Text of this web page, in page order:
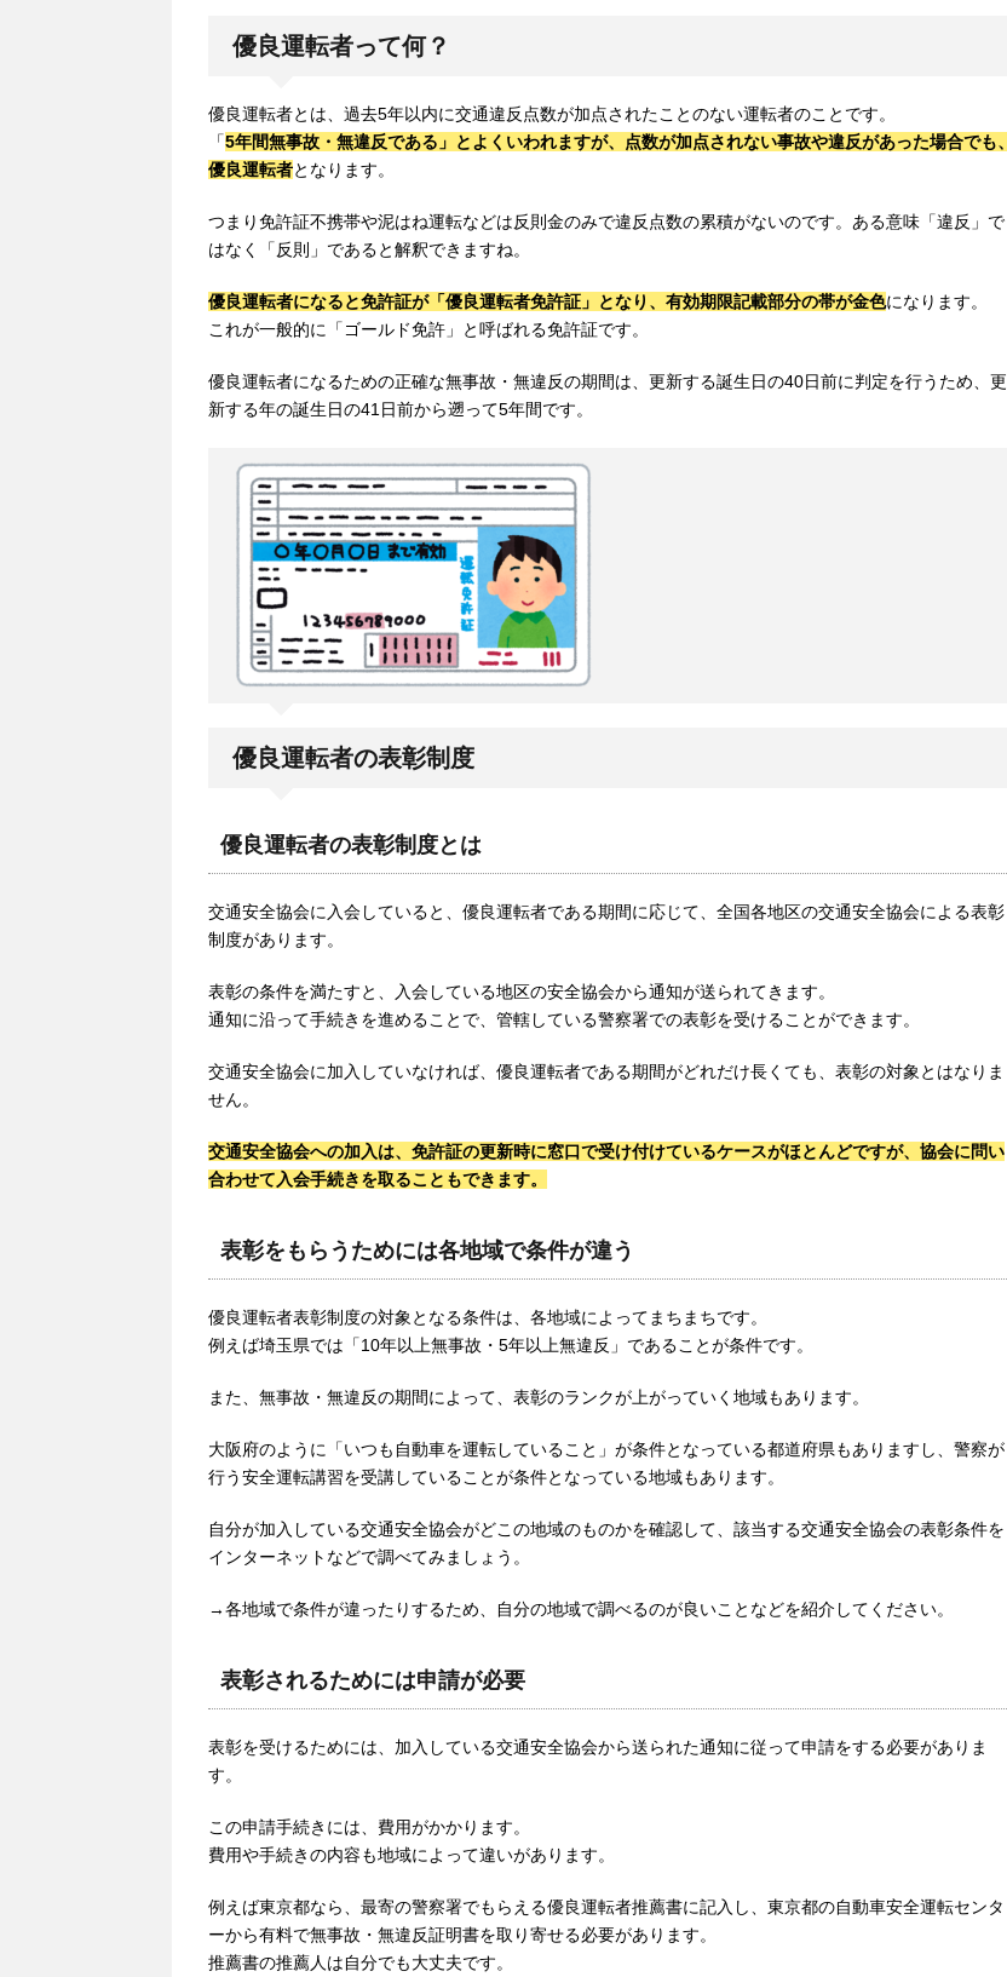
優良運転者って何？
優良運転者とは、過去5年以内に交通違反点数が加点されたことのない運転者のことです。
「5年間無事故・無違反である」とよくいわれますが、点数が加点されない事故や違反があった場合でも、
優良運転者となります。
つまり免許証不携帯や泥はね運転などは反則金のみで違反点数の累積がないのです。ある意味「違反」で
はなく「反則」であると解釈できますね。
優良運転者になると免許証が「優良運転者免許証」となり、有効期限記載部分の帯が金色になります。
これが一般的に「ゴールド免許」と呼ばれる免許証です。
優良運転者になるための正確な無事故・無違反の期間は、更新する誕生日の40日前に判定を行うため、更
新する年の誕生日の41日前から遡って5年間です。
優良運転者の表彰制度
優良運転者の表彰制度とは
交通安全協会に入会していると、優良運転者である期間に応じて、全国各地区の交通安全協会による表彰
制度があります。
表彰の条件を満たすと、入会している地区の安全協会から通知が送られてきます。
通知に沿って手続きを進めることで、管轄している警察署での表彰を受けることができます。
交通安全協会に加入していなければ、優良運転者である期間がどれだけ長くても、表彰の対象とはなりま
せん。
交通安全協会への加入は、免許証の更新時に窓口で受け付けているケースがほとんどですが、協会に問い
合わせて入会手続きを取ることもできます。
表彰をもらうためには各地域で条件が違う
優良運転者表彰制度の対象となる条件は、各地域によってまちまちです。
例えば埼玉県では「10年以上無事故・5年以上無違反」であることが条件です。
また、無事故・無違反の期間によって、表彰のランクが上がっていく地域もあります。
大阪府のように「いつも自動車を運転していること」が条件となっている都道府県もありますし、警察が
行う安全運転講習を受講していることが条件となっている地域もあります。
自分が加入している交通安全協会がどこの地域のものかを確認して、該当する交通安全協会の表彰条件を
インターネットなどで調べてみましょう。
→各地域で条件が違ったりするため、自分の地域で調べるのが良いことなどを紹介してください。
表彰されるためには申請が必要
表彰を受けるためには、加入している交通安全協会から送られた通知に従って申請をする必要がありま
す。
この申請手続きには、費用がかかります。
費用や手続きの内容も地域によって違いがあります。
例えば東京都なら、最寄の警察署でもらえる優良運転者推薦書に記入し、東京都の自動車安全運転センタ
ーから有料で無事故・無違反証明書を取り寄せる必要があります。
推薦書の推薦人は自分でも大丈夫です。